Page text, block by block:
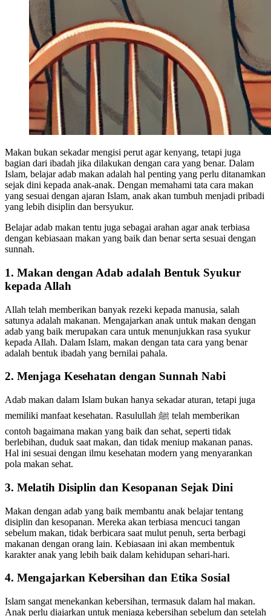
Makan bukan sekadar mengisi perut agar kenyang, tetapi juga
bagian dari ibadah jika dilakukan dengan cara yang benar. Dalam
Islam, belajar adab makan adalah hal penting yang perlu ditanamkan
sejak dini kepada anak-anak. Dengan memahami tata cara makan
yang sesuai dengan ajaran Islam, anak akan tumbuh menjadi pribadi
yang lebih disiplin dan bersyukur.
Belajar adab makan tentu juga sebagai arahan agar anak terbiasa
dengan kebiasaan makan yang baik dan benar serta sesuai dengan
sunnah.
1. Makan dengan Adab adalah Bentuk Syukur
kepada Allah
Allah telah memberikan banyak rezeki kepada manusia, salah
satunya adalah makanan. Mengajarkan anak untuk makan dengan
adab yang baik merupakan cara untuk menunjukkan rasa syukur
kepada Allah. Dalam Islam, makan dengan tata cara yang benar
adalah bentuk ibadah yang bernilai pahala.
2. Menjaga Kesehatan dengan Sunnah Nabi
Adab makan dalam Islam bukan hanya sekadar aturan, tetapi juga
memiliki manfaat kesehatan. Rasulullah ﷺ telah memberikan
contoh bagaimana makan yang baik dan sehat, seperti tidak
berlebihan, duduk saat makan, dan tidak meniup makanan panas.
Hal ini sesuai dengan ilmu kesehatan modern yang menyarankan
pola makan sehat.
3. Melatih Disiplin dan Kesopanan Sejak Dini
Makan dengan adab yang baik membantu anak belajar tentang
disiplin dan kesopanan. Mereka akan terbiasa mencuci tangan
sebelum makan, tidak berbicara saat mulut penuh, serta berbagi
makanan dengan orang lain. Kebiasaan ini akan membentuk
karakter anak yang lebih baik dalam kehidupan sehari-hari.
4. Mengajarkan Kebersihan dan Etika Sosial
Islam sangat menekankan kebersihan, termasuk dalam hal makan.
Anak perlu diajarkan untuk menjaga kebersihan sebelum dan setelah